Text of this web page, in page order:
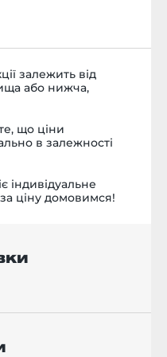
залежить від
або нижча,
що ціни
в залежності
індивідуальне
ціну домовимся!